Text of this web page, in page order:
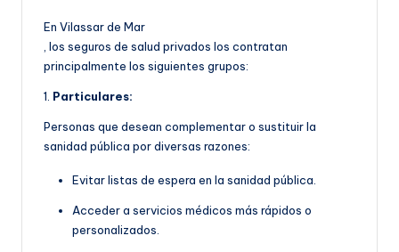
En Vilassar de Mar
, los seguros de salud privados los contratan
principalmente los siguientes grupos:
1. Particulares:
Personas que desean complementar o sustituir la
sanidad pública por diversas razones:
Evitar listas de espera en la sanidad pública.
Acceder a servicios médicos más rápidos o
personalizados.